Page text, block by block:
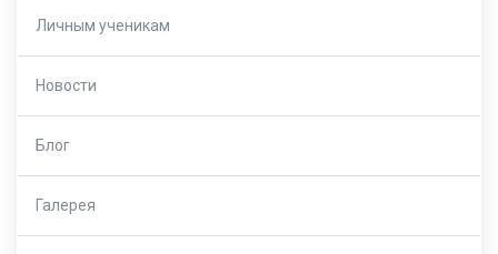
Личным ученикам
Новости
Блог
Галерея